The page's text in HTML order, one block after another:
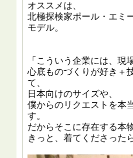
オススメは、
北極探検家ポール・エミ
モデル。
「こういう企業には、現
心底ものづくりが好き＋
て、
日本向けのサイズや、
僕からのリクエストを本
す。
だからそこに存在する本
きっと、着てくださった